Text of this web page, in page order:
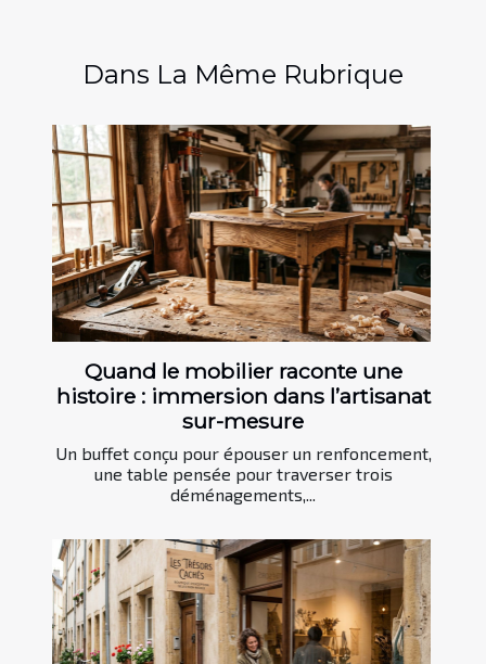
Dans La Même Rubrique
Quand le mobilier raconte une
histoire : immersion dans l’artisanat
sur-mesure
Un buffet conçu pour épouser un renfoncement,
une table pensée pour traverser trois
déménagements,...